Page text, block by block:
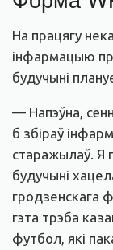
На працягу
інфармацыю
будучыні
— Напэўна,
б збіраў
старажылаў. Я
будучыні
гродзенскага
гэта трэба
футбол, які